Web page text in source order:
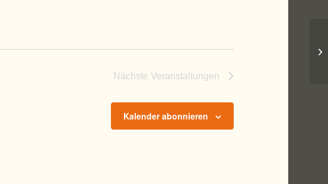
Nächste Veranstaltungen
Kalender abonnieren